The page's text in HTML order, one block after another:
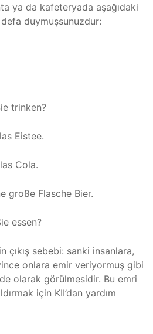
ya da kafeteryada aşağıdaki
duymuşsunuzdur:
trinken?
Eistee.
Cola.
große Flasche Bier.
essen?
çıkış sebebi: sanki insanlara,
onlara emir veriyormuş gibi
olarak görülmesidir. Bu emri
için KII’dan yardım